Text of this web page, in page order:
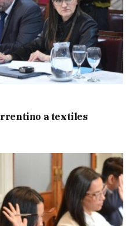
a textiles